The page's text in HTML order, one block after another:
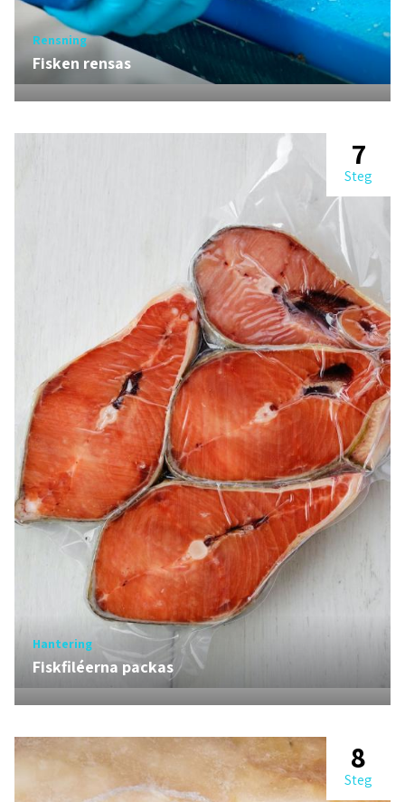
Rensning
Fisken rensas
Hantering
Fiskfiléerna packas
7
Steg
8
Steg